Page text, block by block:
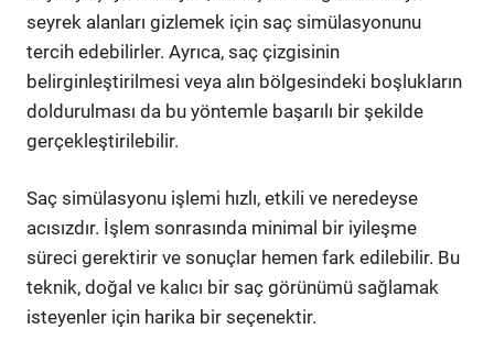
seyrek alanları gizlemek için saç simülasyonunu
tercih edebilirler. Ayrıca, saç çizgisinin
belirginleştirilmesi veya alın bölgesindeki boşlukların
doldurulması da bu yöntemle başarılı bir şekilde
gerçekleştirilebilir.
Saç simülasyonu işlemi hızlı, etkili ve neredeyse
acısızdır. İşlem sonrasında minimal bir iyileşme
süreci gerektirir ve sonuçlar hemen fark edilebilir. Bu
teknik, doğal ve kalıcı bir saç görünümü sağlamak
isteyenler için harika bir seçenektir.